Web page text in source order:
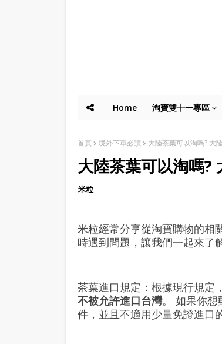
Home 淘寶雙十一專區
首頁 境外下單必讀 大陸茶葉可以淘嗎? 大
大陸茶葉可以淘嗎?
米粒
米粒經常分享從淘寶購物的相
時遇到問題，讓我們一起來了
茶葉進口規定：根據現行規定，
不被允許進口台灣。 如果你想
件，並且不適用少量免證進口